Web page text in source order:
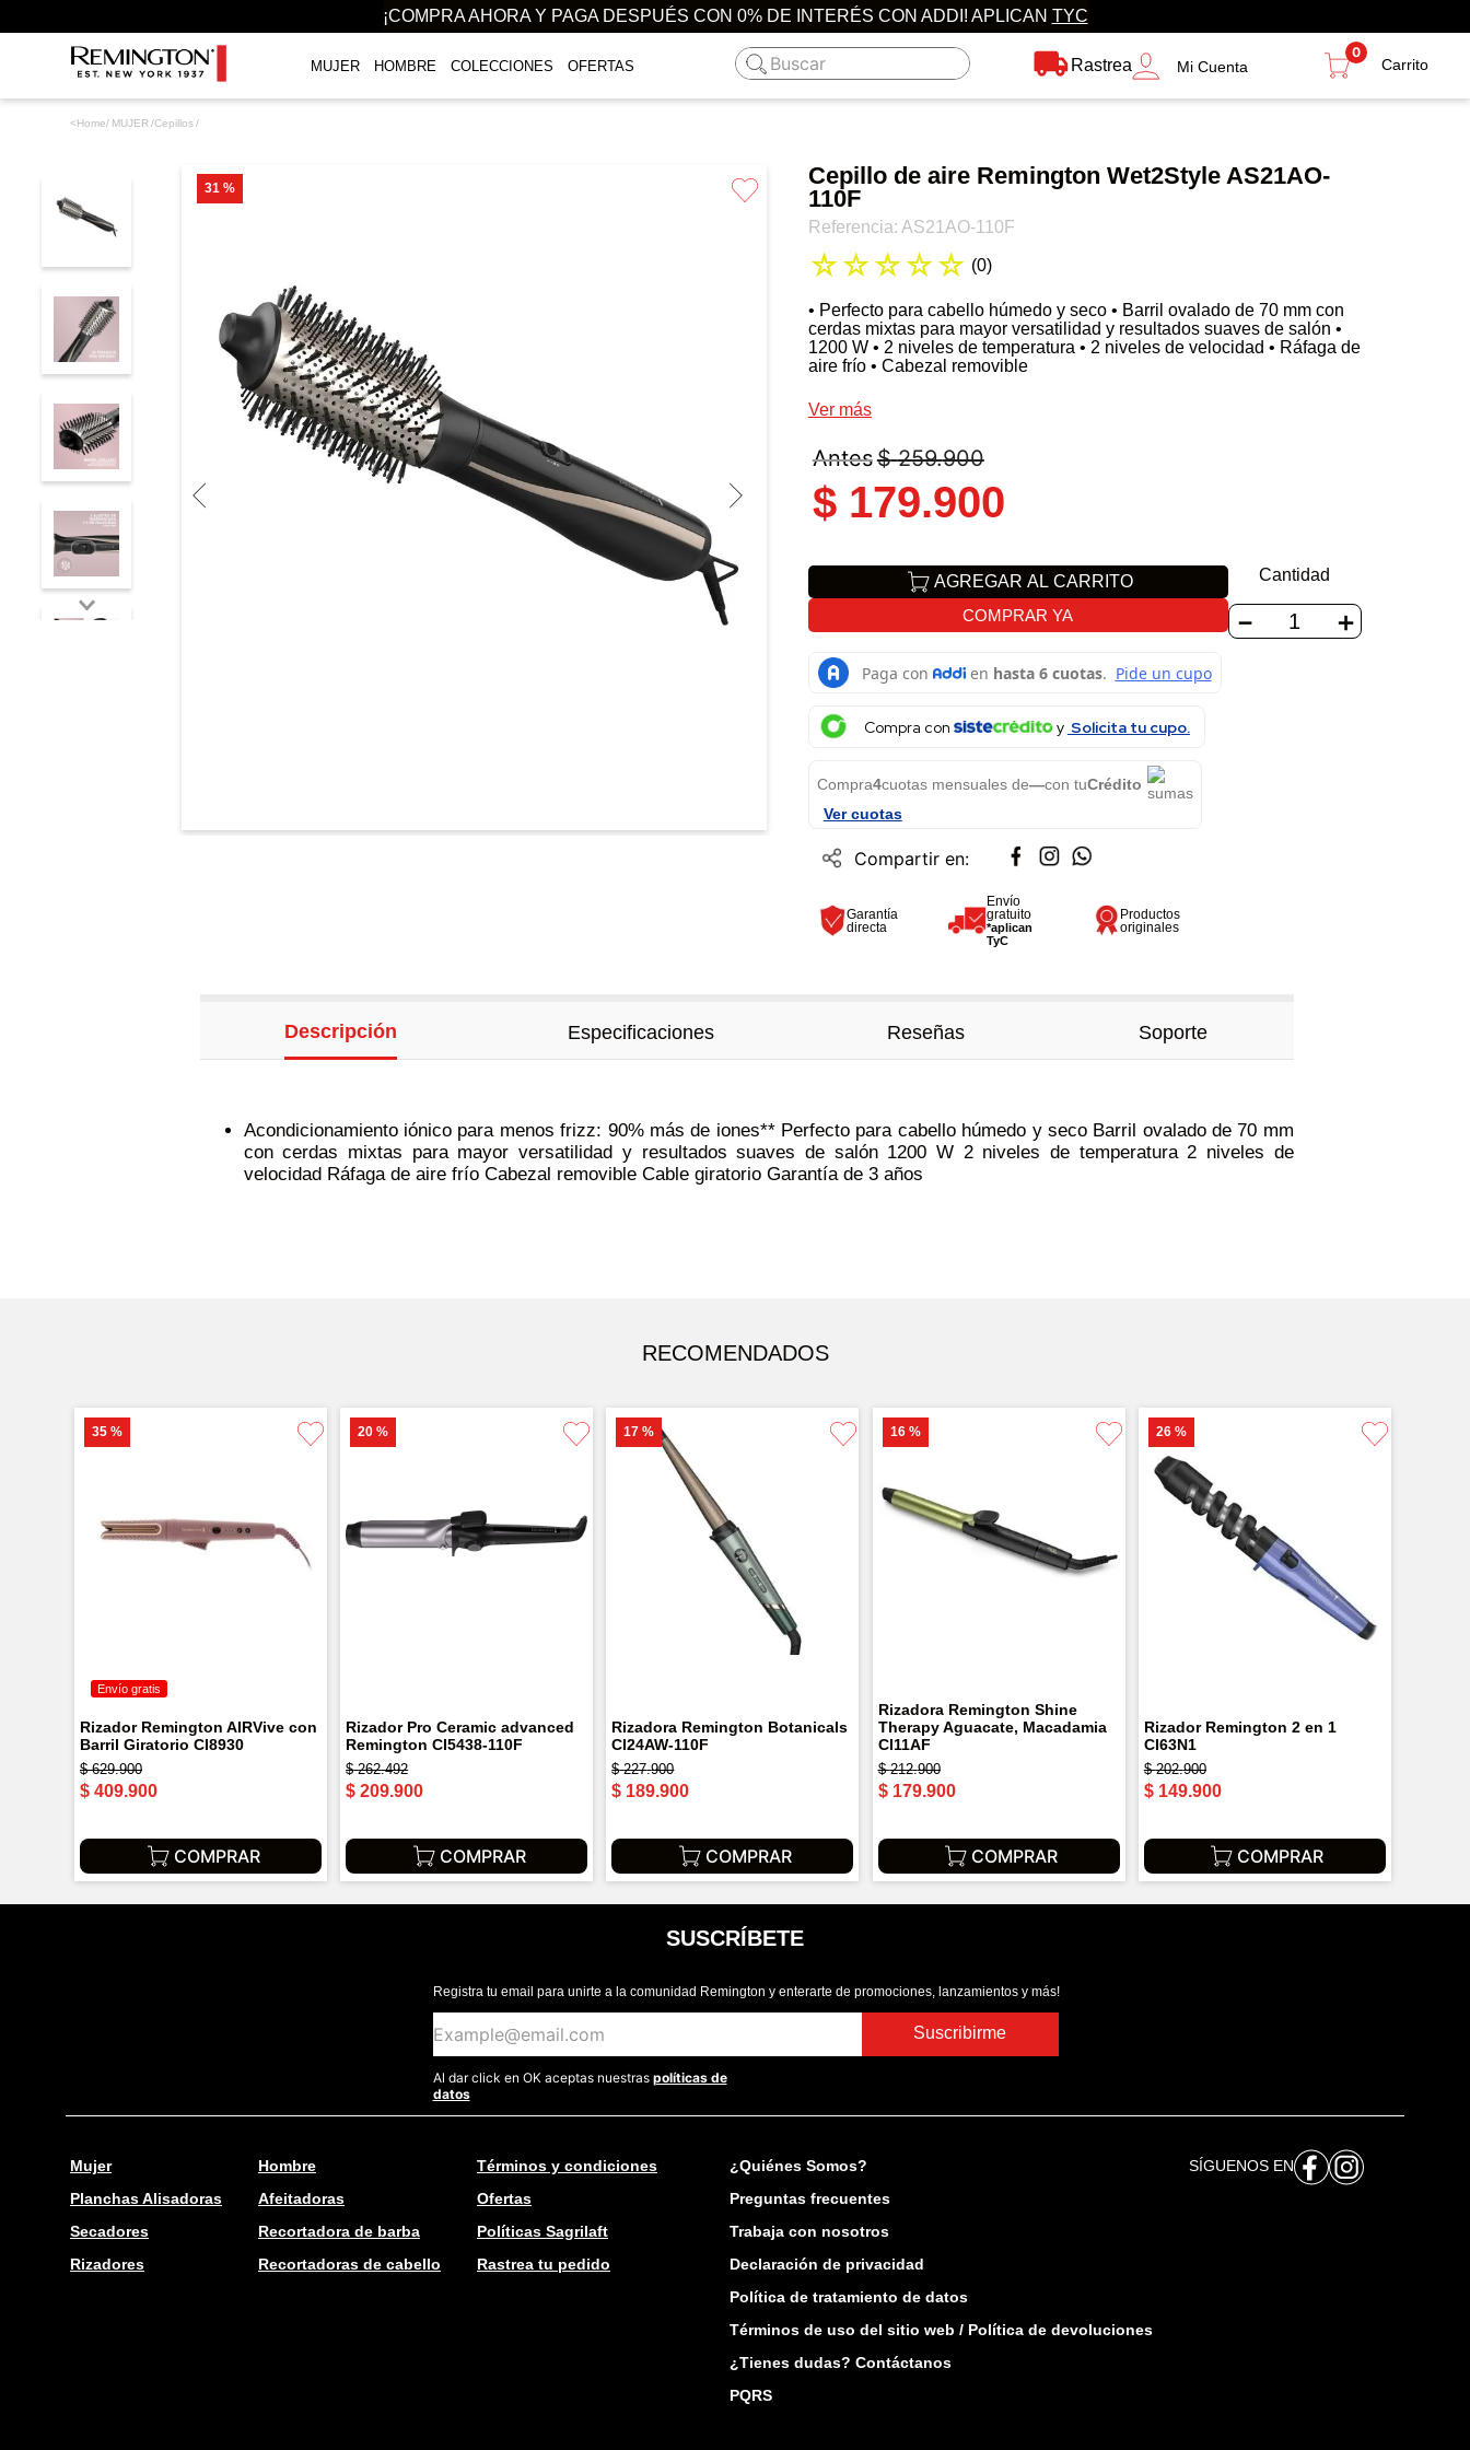
¡COMPRA AHORA Y PAGA DESPUÉS CON 0% DE INTERÉS CON ADDI! APLICAN TYC
MUJER HOMBRE COLECCIONES OFERTAS
Buscar
Rastrea Mi Cuenta
0
MUJER Cepillos
31 %
Cepillo de aire Remington Wet2Style AS21AO-
110F
Referencia: AS21AO-110F
☆☆☆☆☆ (0)
• Perfecto para cabello húmedo y seco • Barril ovalado de 70 mm con
cerdas mixtas para mayor versatilidad y resultados suaves de salón •
1200 W • 2 niveles de temperatura • 2 niveles de velocidad • Ráfaga de
aire frío • Cabezal removible
Ver más
$ 259.900
$ 179.900
Cantidad
＋
－
AGREGAR AL CARRITO
COMPRAR YA
Compra con Solicita tu cupo.
Compra4cuotas mensuales de—con tuCrédito
Ver cuotas
Garantía
directa
Envío
gratuito
*aplican
TyC
Productos
originales
Descripción Especificaciones Reseñas Soporte
Acondicionamiento iónico para menos frizz: 90% más de iones** Perfecto para cabello húmedo y seco Barril ovalado de 70 mm
con cerdas mixtas para mayor versatilidad y resultados suaves de salón 1200 W 2 niveles de temperatura 2 niveles de
velocidad Ráfaga de aire frío Cabezal removible Cable giratorio Garantía de 3 años
RECOMENDADOS
35 %
Envío gratis
Rizador Remington AIRVive con
Barril Giratorio CI8930
$ 629.900
$ 409.900
COMPRAR
20 %
Rizador Pro Ceramic advanced
Remington CI5438-110F
$ 262.492
$ 209.900
COMPRAR
17 %
Rizadora Remington Botanicals
CI24AW-110F
$ 227.900
$ 189.900
COMPRAR
16 %
Rizadora Remington Shine
Therapy Aguacate, Macadamia
CI11AF
$ 212.900
$ 179.900
COMPRAR
26 %
Rizador Remington 2 en 1
CI63N1
$ 202.900
$ 149.900
COMPRAR
SUSCRÍBETE
Registra tu email para unirte a la comunidad Remington y enterarte de promociones, lanzamientos y más!
Suscribirme
Al dar click en OK aceptas nuestras políticas de
datos
Mujer
Planchas Alisadoras
Secadores
Rizadores
Hombre
Afeitadoras
Recortadora de barba
Recortadoras de cabello
Términos y condiciones
Ofertas
Políticas Sagrilaft
Rastrea tu pedido
¿Quiénes Somos?
Preguntas frecuentes
Trabaja con nosotros
Declaración de privacidad
Política de tratamiento de datos
Términos de uso del sitio web / Política de devoluciones
¿Tienes dudas? Contáctanos
PQRS
SÍGUENOS EN
.
rizadoras
6.
combo remington
.
planchas
8.
cepillo
aguacate